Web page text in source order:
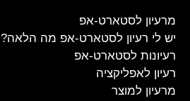
מרעיון לסטארט-אפ
יש לי רעיון לסטארט-אפ מה הלאה?
רעיונות לסטארט-אפ
רעיון לאפליקציה
מרעיון למוצר